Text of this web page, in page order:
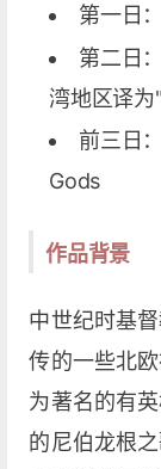
第一日：
第二日：
湾地区译为
前三日：
Gods
作品背景
中世纪时基
传的一些北
为著名的有
的尼伯龙根